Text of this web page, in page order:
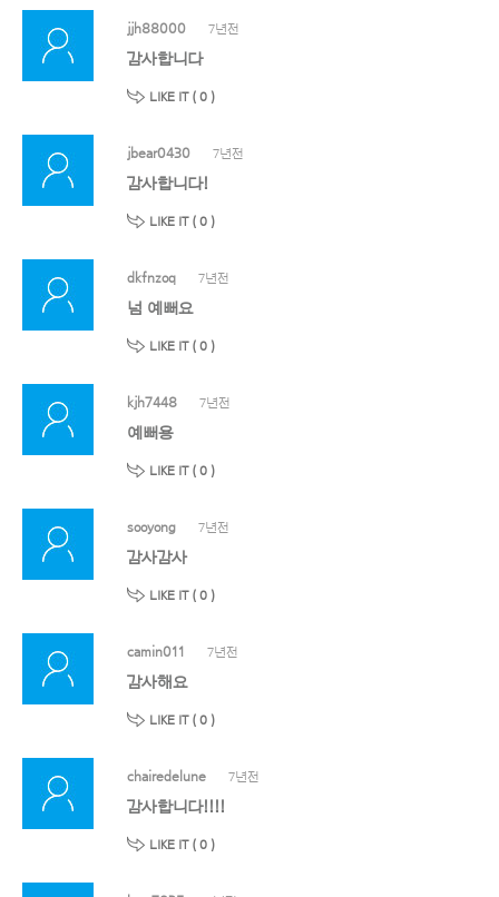
jjh88000 7년전
감사합니다
LIKE IT ( 0 )
jbear0430 7년전
감사합니다!
LIKE IT ( 0 )
dkfnzoq 7년전
넘 예뻐요
LIKE IT ( 0 )
kjh7448 7년전
예뻐용
LIKE IT ( 0 )
sooyong 7년전
감사감사
LIKE IT ( 0 )
camin011 7년전
감사해요
LIKE IT ( 0 )
chairedelune 7년전
감사합니다!!!!
LIKE IT ( 0 )